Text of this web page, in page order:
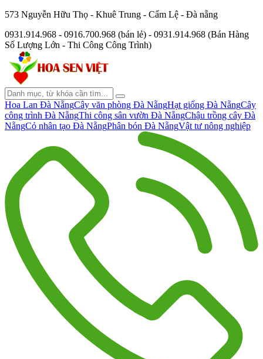
573 Nguyễn Hữu Thọ - Khuê Trung - Cẩm Lệ - Đà nẵng
0931.914.968 - 0916.700.968 (bán lẻ) - 0931.914.968 (Bán Hàng
Số Lượng Lớn - Thi Công Công Trình)
Hoa Lan Đà NẵngCây văn phòng Đà NẵngHạt giống Đà NẵngCây
công trình Đà NẵngThi công sân vườn Đà NẵngChậu trồng cây Đà
NẵngCỏ nhân tạo Đà NẵngPhân bón Đà NẵngVật tư nông nghiệp